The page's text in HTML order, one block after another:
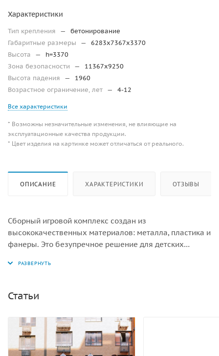
Характеристики
Тип крепления —
бетонирование
Габаритные размеры
—
6283х7367х3370
Высота
—
h=3370
Зона безопасности
—
11367х9250
Высота падения
—
1960
Возрастное ограничение, лет — 4-12
Все характеристики
* Возможны незначительные изменения, не влияющие на
эксплуатационные качества продукции.
* Цвет изделия на картинке может отличаться от реального.
ОПИСАНИЕ ХАРАКТЕРИСТИКИ ОТЗЫВЫ
Сборный игровой комплекс создан из
высококачественных материалов: металла, пластика и
фанеры. Это безупречное решение для детских
комплекса оснащены разнообразными горками,
Специальные трубы-лазы создают безопасные и
отдыха и веселья детей на свежем воздухе. Каждое
изделие проходит строгий контроль ОТК, чтобы
соответствовать высоким европейским стандартам
Статьи